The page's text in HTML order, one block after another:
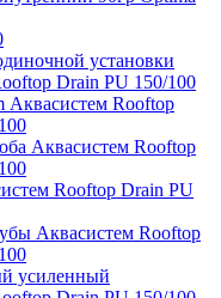
установки
Drain PU 150/100
Аквасистем Rooftop
Аквасистем Rooftop
Rooftop Drain PU
Аквасистем Rooftop
усиленный